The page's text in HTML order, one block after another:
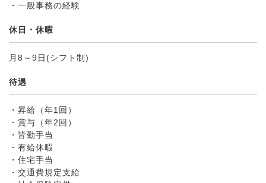
・一般事務の経験
休日・休暇
月8～9日(シフト制)
待遇
・昇給（年1回）
・賞与（年2回）
・皆勤手当
・有給休暇
・住宅手当
・交通費規定支給